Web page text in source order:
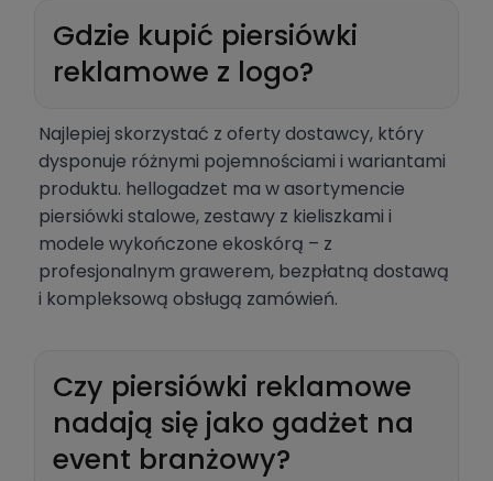
Gdzie kupić piersiówki
reklamowe z logo?
Najlepiej skorzystać z oferty dostawcy, który
dysponuje różnymi pojemnościami i wariantami
produktu. hellogadzet ma w asortymencie
piersiówki stalowe, zestawy z kieliszkami i
modele wykończone ekoskórą – z
profesjonalnym grawerem, bezpłatną dostawą
i kompleksową obsługą zamówień.
Czy piersiówki reklamowe
nadają się jako gadżet na
event branżowy?